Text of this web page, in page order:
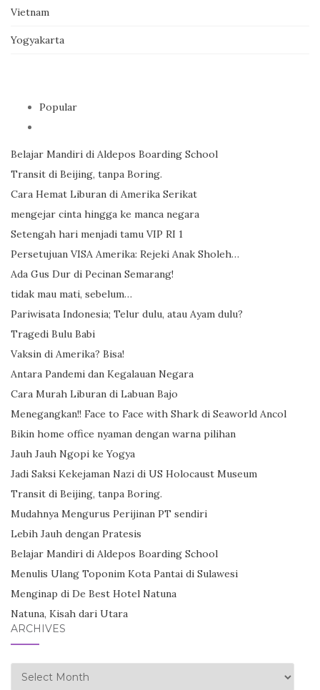
Vietnam
Yogyakarta
Popular
Belajar Mandiri di Aldepos Boarding School
Transit di Beijing, tanpa Boring.
Cara Hemat Liburan di Amerika Serikat
mengejar cinta hingga ke manca negara
Setengah hari menjadi tamu VIP RI 1
Persetujuan VISA Amerika: Rejeki Anak Sholeh…
Ada Gus Dur di Pecinan Semarang!
tidak mau mati, sebelum…
Pariwisata Indonesia; Telur dulu, atau Ayam dulu?
Tragedi Bulu Babi
Vaksin di Amerika? Bisa!
Antara Pandemi dan Kegalauan Negara
Cara Murah Liburan di Labuan Bajo
Menegangkan!! Face to Face with Shark di Seaworld Ancol
Bikin home office nyaman dengan warna pilihan
Jauh Jauh Ngopi ke Yogya
Jadi Saksi Kekejaman Nazi di US Holocaust Museum
Transit di Beijing, tanpa Boring.
Mudahnya Mengurus Perijinan PT sendiri
Lebih Jauh dengan Pratesis
Belajar Mandiri di Aldepos Boarding School
Menulis Ulang Toponim Kota Pantai di Sulawesi
Menginap di De Best Hotel Natuna
Natuna, Kisah dari Utara
ARCHIVES
Archives